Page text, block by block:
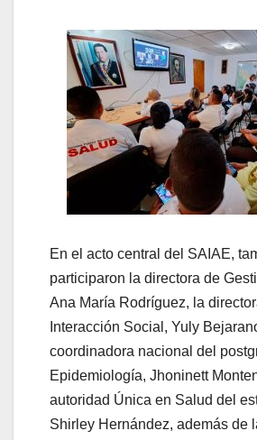
En el acto central del SAIAE,
participaron la directora de
Ana María Rodríguez, la
Interacción Social, Yuly
coordinadora nacional del
Epidemiología, Jhoninett
autoridad Única en Salud del
Shirley Hernández, además de